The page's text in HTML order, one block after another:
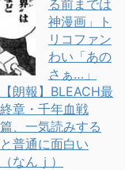
る前までは
神漫画」ト
リコファン
わい「あの
さぁ…」
【朗報】BLEACH最
終章・千年血戦
篇、一気読みする
と普通に面白い
（なんｊ）